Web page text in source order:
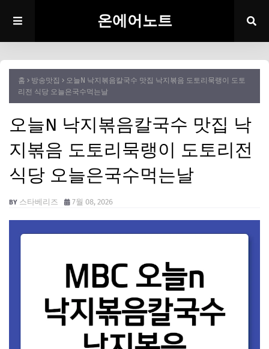
온에어노트
홈 방송맛집
오늘N 낙지볶음칼국수 맛집 낙지볶음 도토리묵랭이 도토
리전 식당 오늘은국수먹는날
오늘N 낙지볶음칼국수 맛집 낙
지볶음 도토리묵랭이 도토리전
식당 오늘은국수먹는날
스타베리즈 7월 08, 2026